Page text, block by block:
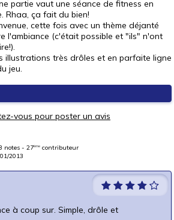
partie vaut une séance de fitness en
Rhaa, ça fait du bien!
cette fois avec un thème déjanté
l'ambiance (c'était possible et "ils" n'ont
illustrations très drôles et en parfaite ligne
jeu.
vous pour poster un avis
notes - 27ème contributeur
2013
à coup sur. Simple, drôle et